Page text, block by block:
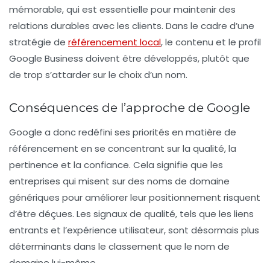
mémorable, qui est essentielle pour maintenir des
relations durables avec les clients. Dans le cadre d’une
stratégie de référencement local, le contenu et le profil
Google Business doivent être développés, plutôt que
de trop s’attarder sur le choix d’un nom.
Conséquences de l’approche de Google
Google a donc redéfini ses priorités en matière de
référencement en se concentrant sur la qualité, la
pertinence et la confiance. Cela signifie que les
entreprises qui misent sur des noms de domaine
génériques pour améliorer leur positionnement risquent
d’être déçues. Les signaux de qualité, tels que les liens
entrants et l’expérience utilisateur, sont désormais plus
déterminants dans le classement que le nom de